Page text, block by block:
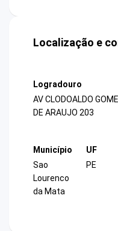
Localização e
Logradouro
AV CLODOALDO
DE ARAUJO 203
Município
Sao
Lourenco
da Mata
UF
PE